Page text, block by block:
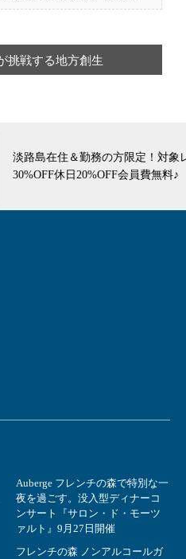
挑戦する地方創生
務の方限定！対象レストラン平日
会員費無料♪
Auberge フレンチの森で特別な一
夜を過ごす。没入型ディナーコ
ンサート『サロン・ド・モーツ
ァルト』9月27日開催
フレンチの森 ノンアルコールガ